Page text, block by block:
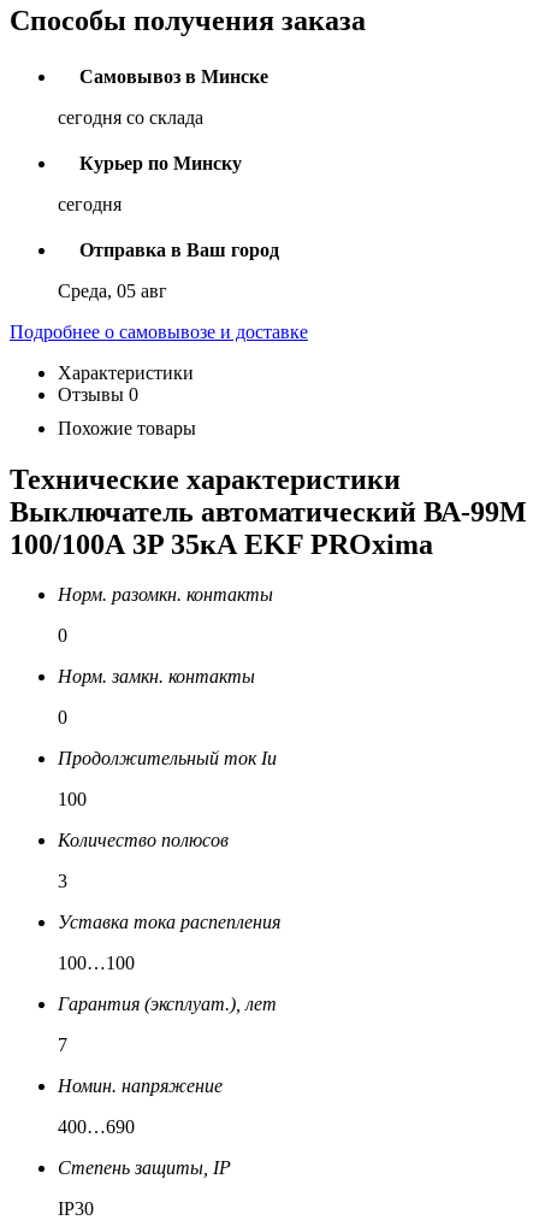
Способы получения заказа
Самовывоз в Минске
сегодня со склада
Курьер по Минску
сегодня
Отправка в Ваш город
Среда, 05 авг
Подробнее о самовывозе и доставке
Характеристики
Отзывы 0
Похожие товары
Технические характеристики
Выключатель автоматический ВА-99М
100/100А 3P 35кА EKF PROxima
Норм. разомкн. контакты
0
Норм. замкн. контакты
0
Продолжительный ток Iu
100
Количество полюсов
3
Уставка тока распепления
100…100
Гарантия (эксплуат.), лет
7
Номин. напряжение
400…690
Степень защиты, IP
IP30